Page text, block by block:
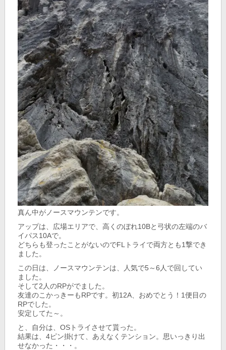
真ん中がノースマウンテンです。
アップは、広場エリアで、高くのぼれ10Bと弓状の左端のバ
イパス10Aで。
どちらも登ったことがないのでFLトライで両方とも1撃でき
ました。
この日は、ノースマウンテンは、人気で5～6人で回してい
ました。
そして2人のRPがでました。
友達のこかっきーもRPです。初12A、おめでとう！1便目の
RPでした。
安定してた～。
と、自分は、OSトライさせて貰った。
結果は、4ピン掛けて、あえなくテンション。思いっきり出
せなかった・・・。